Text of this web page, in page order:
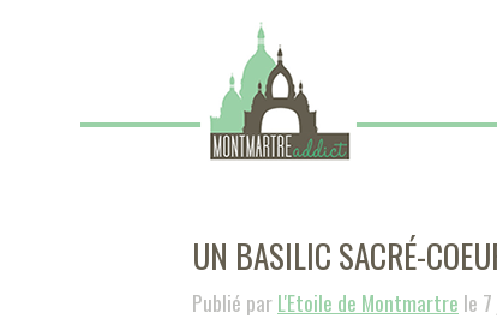
UN BASILIC SACRÉ-
Publié parL'Etoile de Montmartre le